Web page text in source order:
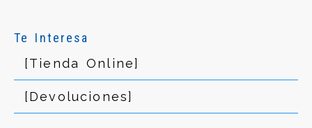
Te Interesa
[Tienda Online]
[Devoluciones]